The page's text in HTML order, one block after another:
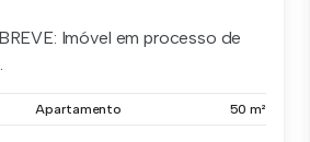
Imóvel em processo de
Apartamento 50 m²